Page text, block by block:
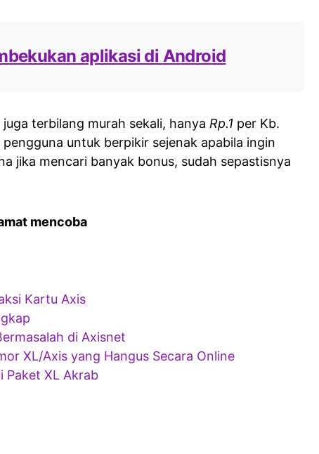
aplikasi di Android
terbilang murah sekali, hanya Rp.1 per Kb.
untuk berpikir sejenak apabila ingin
jika mencari banyak bonus, sudah sepastisnya
mencoba
Kartu Axis
di Axisnet
XL/Axis yang Hangus Secara Online
Paket XL Akrab